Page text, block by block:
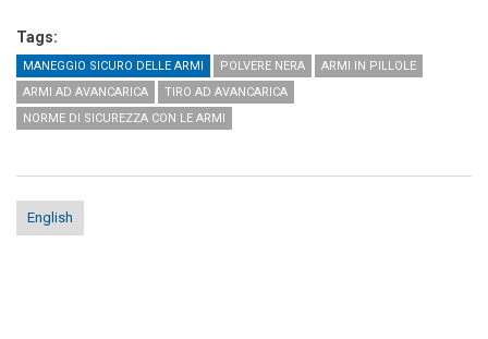
Tags:
MANEGGIO SICURO DELLE ARMI POLVERE NERA
ARMI IN PILLOLE
ARMI AD AVANCARICA
TIRO AD AVANCARICA
NORME DI SICUREZZA CON LE ARMI
English